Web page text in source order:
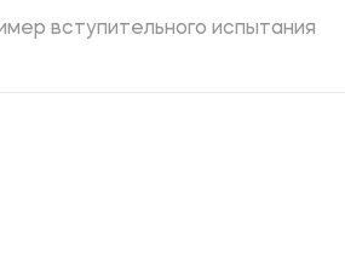
вступительного испытания